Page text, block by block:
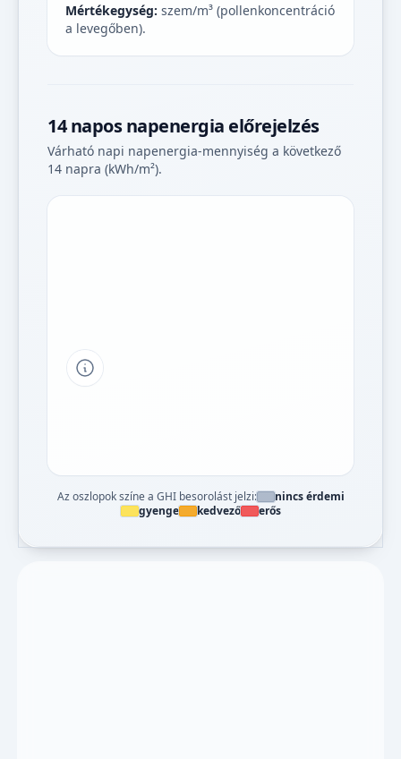
Mértékegység: szem/m³ (pollenkoncentráció
a levegőben).
14 napos napenergia előrejelzés
Várható napi napenergia-mennyiség a következő
14 napra (kWh/m²).
Tipp a grafikon jelmagyarázatához
Az oszlopok színe a GHI besorolást jelzi:
nincs érdemi
gyenge
kedvező erős